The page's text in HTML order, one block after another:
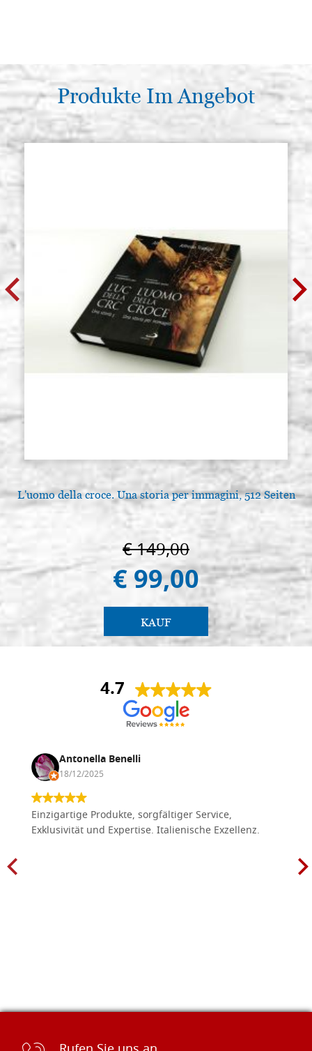
Produkte Im Angebot
L'uomo della croce. Una storia per immagini, 512 Seiten
€ 149,00
€ 99,00
KAUF
4.7
Antonella Benelli
18/12/2025
Einzigartige Produkte, sorgfältiger Service,
Exklusivität und Expertise. Italienische Exzellenz.